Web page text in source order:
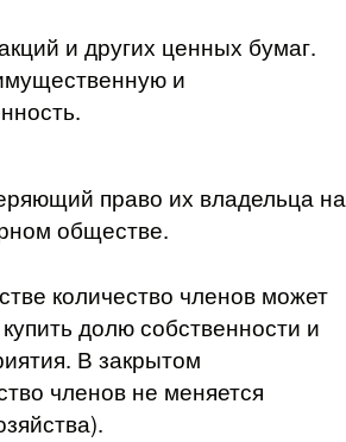
и других ценных бумаг.
и
право их владельца на
обществе.
количество членов может
долю собственности и
В закрытом
членов не меняется